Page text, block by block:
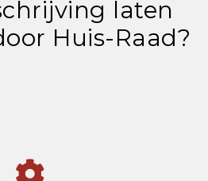
laten
Huis-Raad?